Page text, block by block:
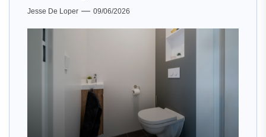
Jesse De Loper 09/06/2026